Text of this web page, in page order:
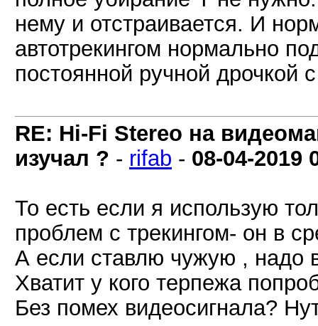
нему и отстраивается. И
автотрекингом нормально
постоянной ручной дрочкой
RE: Hi-Fi Stereo на
изучал ? - rifab - 08-04-2019
То есть если я использую
проблем с трекингом- он в
А если ставлю чужую , надо
Хватит у кого терпежа
Без помех видеосигнала?